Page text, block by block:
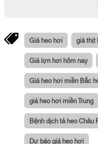
Giá heo hơi giá thịt
Giá lợn hơi hôm nay
Giá heo hơi miền Bắc
giá heo hơi miền Trung
Bệnh dịch tả heo Châu
Dự báo giá heo hơi